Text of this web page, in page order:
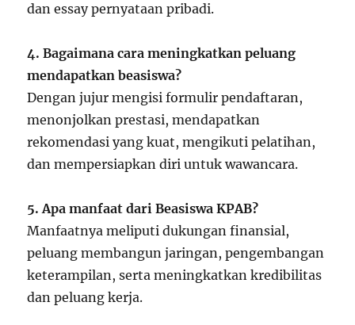
dan essay pernyataan pribadi.
4. Bagaimana cara meningkatkan peluang
mendapatkan beasiswa?
Dengan jujur mengisi formulir pendaftaran,
menonjolkan prestasi, mendapatkan
rekomendasi yang kuat, mengikuti pelatihan,
dan mempersiapkan diri untuk wawancara.
5. Apa manfaat dari Beasiswa KPAB?
Manfaatnya meliputi dukungan finansial,
peluang membangun jaringan, pengembangan
keterampilan, serta meningkatkan kredibilitas
dan peluang kerja.